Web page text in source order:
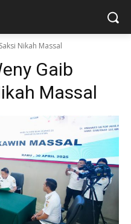
Nikah Massal
Gaib
Massal